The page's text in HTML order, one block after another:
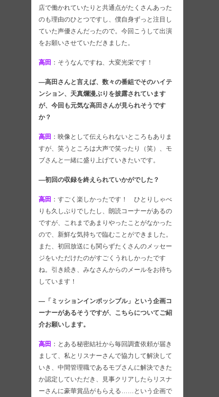
店で働かれていたりと共通点がたくさんあった
のも理由のひとつですし、僕自身ずっと注目し
ていた声優さんだったので。今回こうして出演
をお願いさせていただきました。
高田 ：そうなんですね、大変光栄です！
―高田さんと言えば、数々の番組でそのハイテ
ンション、天真爛漫ぶりを披露されています
が、今回も元気な高田さんが見られそうです
か？
高田 ：映像として伝えられないところもありま
すが、笑うところは大声で笑ったり（笑）、モ
ブさんと一緒に盛り上げていきたいです。
―初回の収録を終えられていかがでした？
高田 ：すごく楽しかったです！ ひとりしゃべ
りも久しぶりでしたし、朗読コーナーがあるの
ですが、これまであまりやったことがなかった
ので、新鮮な気持ちで臨むことができました。
また、初回放送にも関らずたくさんのメッセー
ジをいただけたのがすごくうれしかったです
ね。引き続き、みなさんからのメールをお待ち
しています！
―「ミッションインポッシブル」という企画コ
ーナーがあるそうですが、こちらについてご紹
介お願いします。
高田 ：とある秘密結社から毎回調査依頼が届き
まして、私とリスナーさんで協力して解決して
いき、中間管理職であるモブさんに解決できた
か認定していただき、見事クリアしたらリスナ
ーさんに豪華賞品がもらえる……という企画で